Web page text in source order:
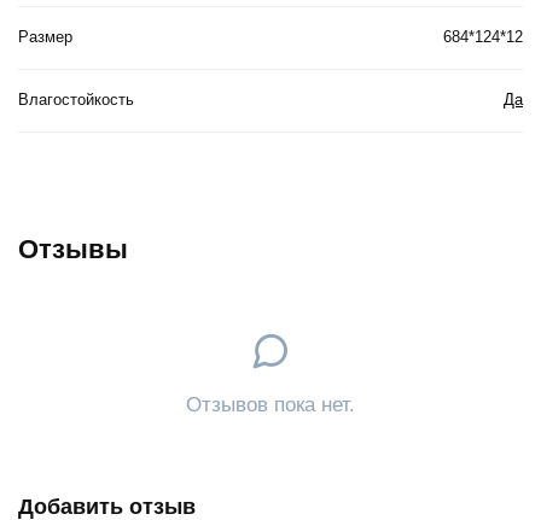
Размер 684*124*12
Влагостойкость Да
Отзывы
Отзывов пока нет.
Добавить отзыв